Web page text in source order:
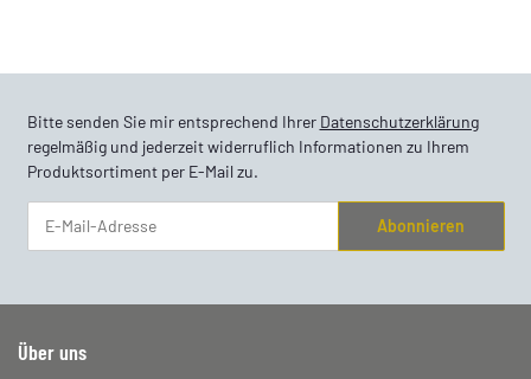
Bitte senden Sie mir entsprechend Ihrer Datenschutzerklärung
regelmäßig und jederzeit widerruflich Informationen zu Ihrem
Produktsortiment per E-Mail zu.
Abonnieren
Über uns